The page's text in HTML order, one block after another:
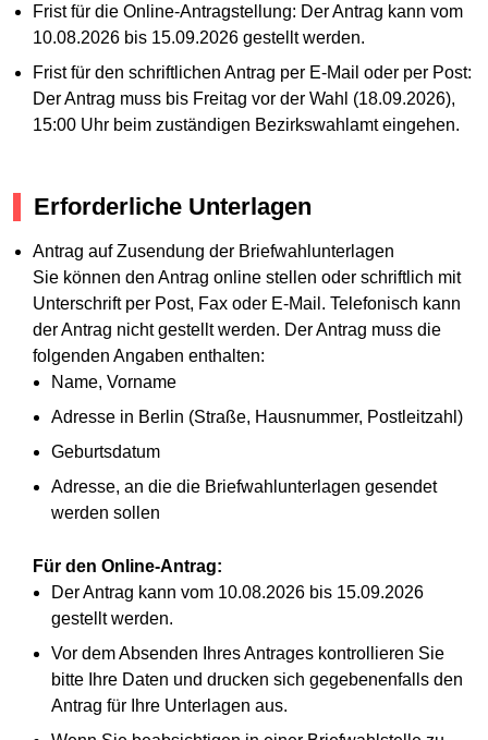
Frist für die Online-Antragstellung: Der Antrag kann vom
10.08.2026 bis 15.09.2026 gestellt werden.
Frist für den schriftlichen Antrag per E-Mail oder per Post:
Der Antrag muss bis Freitag vor der Wahl (18.09.2026),
15:00 Uhr beim zuständigen Bezirkswahlamt eingehen.
Erforderliche Unterlagen
Antrag auf Zusendung der Briefwahlunterlagen
Sie können den Antrag online stellen oder schriftlich mit
Unterschrift per Post, Fax oder E-Mail. Telefonisch kann
der Antrag nicht gestellt werden. Der Antrag muss die
folgenden Angaben enthalten:
Name, Vorname
Adresse in Berlin (Straße, Hausnummer, Postleitzahl)
Geburtsdatum
Adresse, an die die Briefwahlunterlagen gesendet
werden sollen
Für den Online-Antrag:
Der Antrag kann vom 10.08.2026 bis 15.09.2026
gestellt werden.
Vor dem Absenden Ihres Antrages kontrollieren Sie
bitte Ihre Daten und drucken sich gegebenenfalls den
Antrag für Ihre Unterlagen aus.